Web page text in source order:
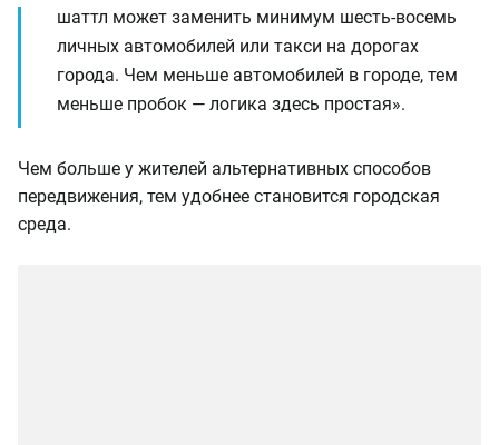
шаттл может заменить минимум шесть-восемь
личных автомобилей или такси на дорогах
города. Чем меньше автомобилей в городе, тем
меньше пробок — логика здесь простая».
Чем больше у жителей альтернативных способов
передвижения, тем удобнее становится городская
среда.